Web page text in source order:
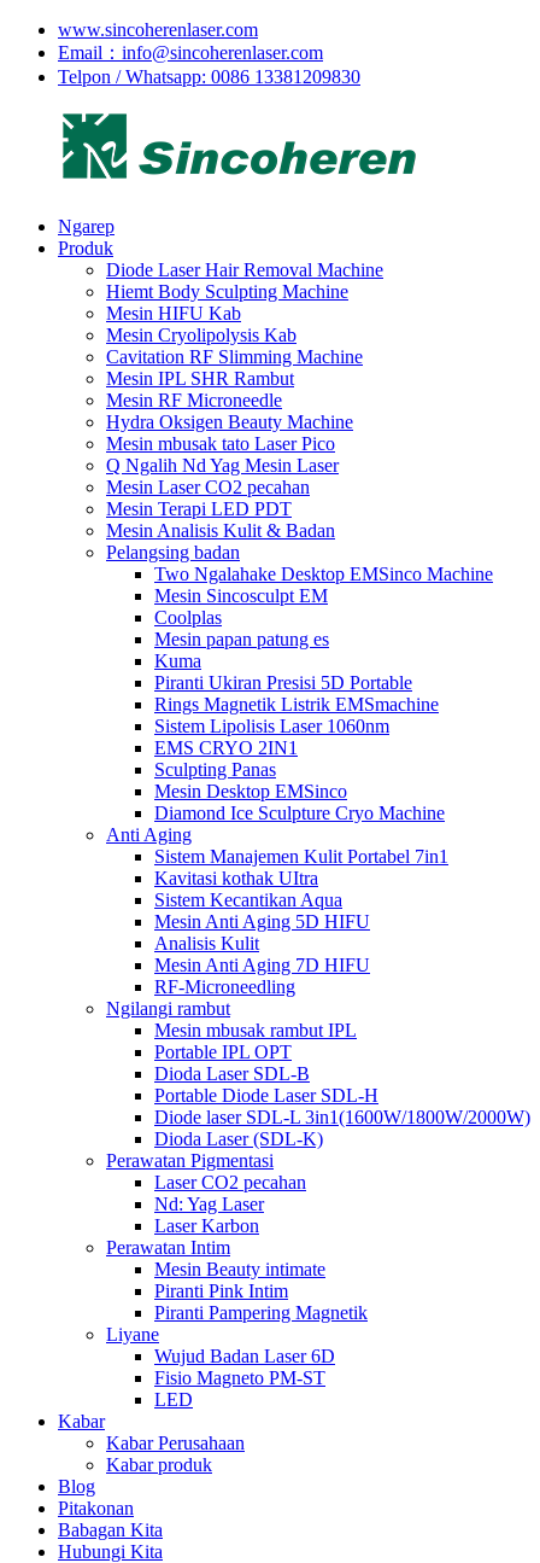
www.sincoherenlaser.com
Email：info@sincoherenlaser.com
Telpon / Whatsapp: 0086 13381209830
Ngarep
Produk
Diode Laser Hair Removal Machine
Hiemt Body Sculpting Machine
Mesin HIFU Kab
Mesin Cryolipolysis Kab
Cavitation RF Slimming Machine
Mesin IPL SHR Rambut
Mesin RF Microneedle
Hydra Oksigen Beauty Machine
Mesin mbusak tato Laser Pico
Q Ngalih Nd Yag Mesin Laser
Mesin Laser CO2 pecahan
Mesin Terapi LED PDT
Mesin Analisis Kulit & Badan
Pelangsing badan
Two Ngalahake Desktop EMSinco Machine
Mesin Sincosculpt EM
Coolplas
Mesin papan patung es
Kuma
Piranti Ukiran Presisi 5D Portable
Rings Magnetik Listrik EMSmachine
Sistem Lipolisis Laser 1060nm
EMS CRYO 2IN1
Sculpting Panas
Mesin Desktop EMSinco
Diamond Ice Sculpture Cryo Machine
Anti Aging
Sistem Manajemen Kulit Portabel 7in1
Kavitasi kothak UItra
Sistem Kecantikan Aqua
Mesin Anti Aging 5D HIFU
Analisis Kulit
Mesin Anti Aging 7D HIFU
RF-Microneedling
Ngilangi rambut
Mesin mbusak rambut IPL
Portable IPL OPT
Dioda Laser SDL-B
Portable Diode Laser SDL-H
Diode laser SDL-L 3in1(1600W/1800W/2000W)
Dioda Laser (SDL-K)
Perawatan Pigmentasi
Laser CO2 pecahan
Nd: Yag Laser
Laser Karbon
Perawatan Intim
Mesin Beauty intimate
Piranti Pink Intim
Piranti Pampering Magnetik
Liyane
Wujud Badan Laser 6D
Fisio Magneto PM-ST
LED
Kabar
Kabar Perusahaan
Kabar produk
Blog
Pitakonan
Babagan Kita
Hubungi Kita